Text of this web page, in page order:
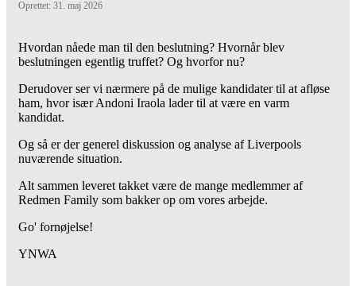
Oprettet: 31. maj 2026
Hvordan nåede man til den beslutning? Hvornår blev
beslutningen egentlig truffet? Og hvorfor nu?
Derudover ser vi nærmere på de mulige kandidater til at afløse
ham, hvor især Andoni Iraola lader til at være en varm
kandidat.
Og så er der generel diskussion og analyse af Liverpools
nuværende situation.
Alt sammen leveret takket være de mange medlemmer af
Redmen Family som bakker op om vores arbejde.
Go' fornøjelse!
YNWA